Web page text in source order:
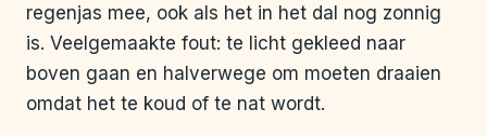
regenjas mee, ook als het in het dal nog zonnig
is. Veelgemaakte fout: te licht gekleed naar
boven gaan en halverwege om moeten draaien
omdat het te koud of te nat wordt.